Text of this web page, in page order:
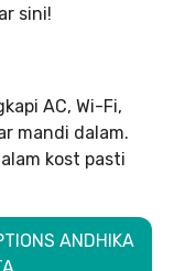
sini!
AC, Wi-Fi,
mandi dalam.
kost pasti
ANDHIKA